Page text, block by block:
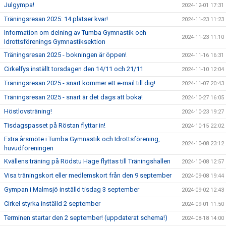
Julgympa! 2024-12-01 17:31
Träningsresan 2025: 14 platser kvar! 2024-11-23 11:23
Information om delning av Tumba Gymnastik och
Idrottsförenings Gymnastiksektion
2024-11-23 11:10
Träningsresan 2025 - bokningen är öppen! 2024-11-16 16:31
Cirkelfys inställt torsdagen den 14/11 och 21/11 2024-11-10 12:04
Träningsresan 2025 - snart kommer ett e-mail till dig! 2024-11-07 20:43
Träningsresan 2025 - snart är det dags att boka! 2024-10-27 16:05
Höstlovsträning! 2024-10-23 19:27
Tisdagspasset på Röstan flyttar in! 2024-10-15 22:02
Extra årsmöte i Tumba Gymnastik och Idrottsförening,
huvudföreningen
2024-10-08 23:12
Kvällens träning på Rödstu Hage flyttas till Träningshallen 2024-10-08 12:57
Visa träningskort eller medlemskort från den 9 september 2024-09-08 19:44
Gympan i Malmsjö inställd tisdag 3 september 2024-09-02 12:43
Cirkel styrka inställd 2 september 2024-09-01 11:50
Terminen startar den 2 september! (uppdaterat schema!) 2024-08-18 14:00